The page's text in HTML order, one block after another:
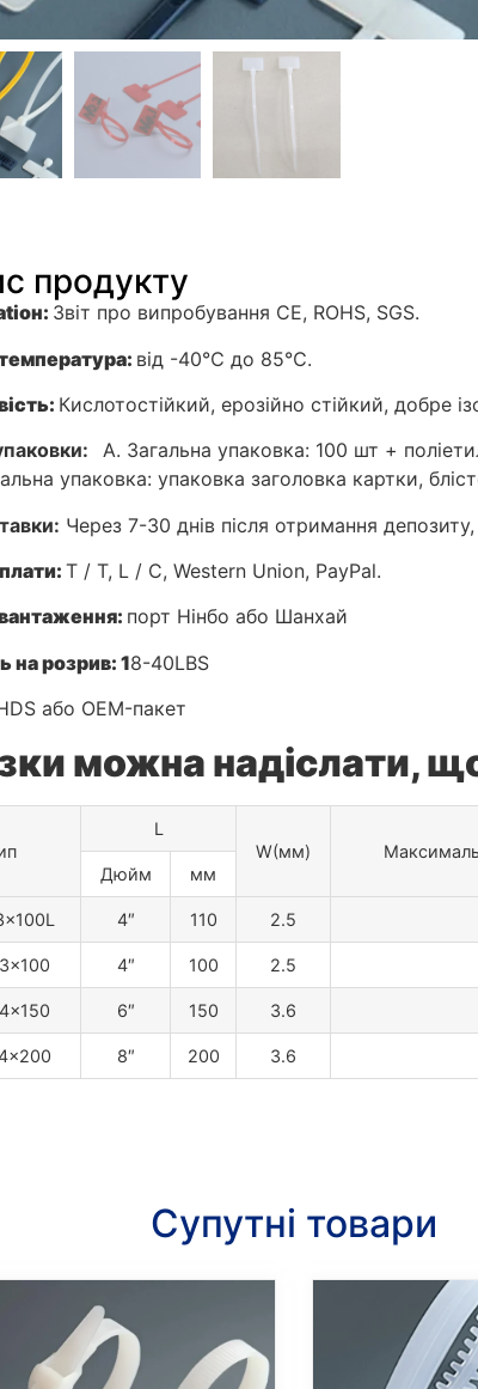
продукту
іон: Звіт про випробування CE, ROHS, SGS.
: від -40℃ до 85℃.
: Кислотостійкий, ерозійно стійкий, добре
A. Загальна упаковка: 100 шт +
упаковка: упаковка заголовка картки,
Через 7-30 днів після отримання
T / T, L / C, Western Union, PayPal.
порт Нінбо або Шанхай
на розрив:18-40LBS
або OEM-пакет
можна надіслати,
L
W(мм)
Дюйм
мм
4″ 110 2.5
4″ 100 2.5
6″ 150 3.6
8″ 200 3.6
Супутні товари